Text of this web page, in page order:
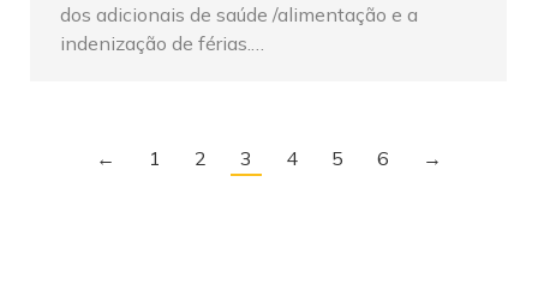
dos adicionais de saúde /alimentação e a
indenização de férias.…
← 1 2 3 4 5 6 →